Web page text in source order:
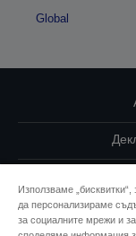
Global
Използваме
да персонализираме
за социалните мрежи и